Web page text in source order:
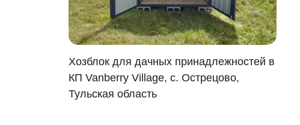
Хозблок для дачных принадлежностей в
КП Vanberry Village, с. Острецово,
Тульская область